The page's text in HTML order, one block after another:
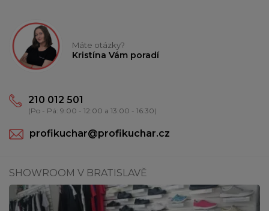
Máte otázky?
Kristína Vám poradí
210 012 501
(Po - Pá: 9:00 - 12:00 a 13:00 - 16:30)
profikuchar@profikuchar.cz
SHOWROOM V BRATISLAVĚ